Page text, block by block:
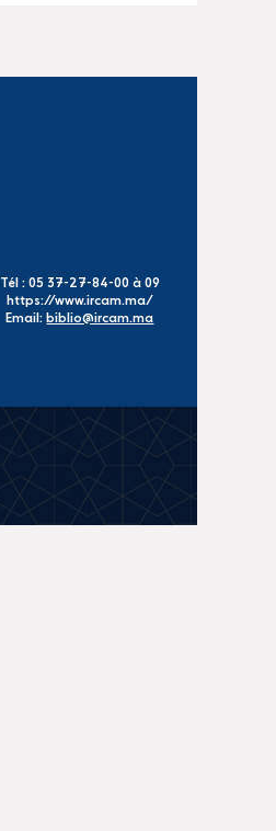
Tél : 05 37-27-84-00 à 09
https://www.ircam.ma/
Email: biblio@ircam.ma